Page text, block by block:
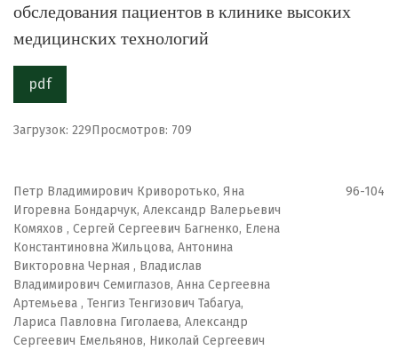
обследования пациентов в клинике высоких
медицинских технологий
pdf
Загрузок: 229Просмотров: 709
Петр Владимирович Криворотько, Яна
Игоревна Бондарчук, Александр Валерьевич
Комяхов , Сергей Сергеевич Багненко, Елена
Константиновна Жильцова, Антонина
Викторовна Черная , Владислав
Владимирович Семиглазов, Анна Сергеевна
Артемьева , Тенгиз Тенгизович Табагуа,
Лариса Павловна Гиголаева, Александр
Сергеевич Емельянов, Николай Сергеевич
96-104